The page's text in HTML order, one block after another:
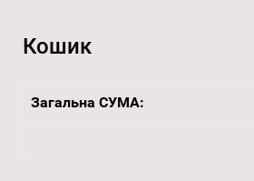
Кошик
Загальна СУМА: